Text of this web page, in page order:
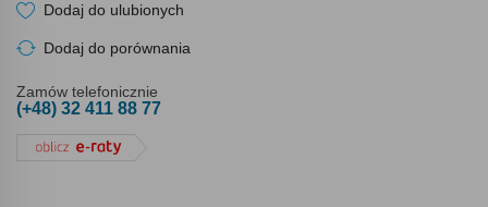
Dodaj do ulubionych
Dodaj do porównania
Zamów telefonicznie
(+48) 32 411 88 77